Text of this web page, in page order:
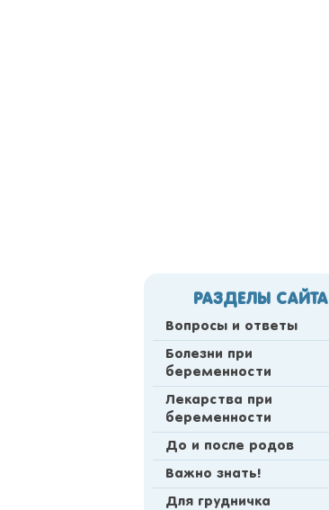
РАЗДЕЛЫ САЙТА
Вопросы и ответы
Болезни при
беременности
Лекарства при
беременности
До и после родов
Важно знать!
Для грудничка